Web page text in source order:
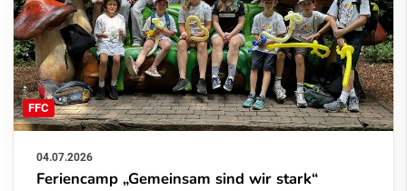
FFC
04.07.2026
Feriencamp „Gemeinsam sind wir stark“